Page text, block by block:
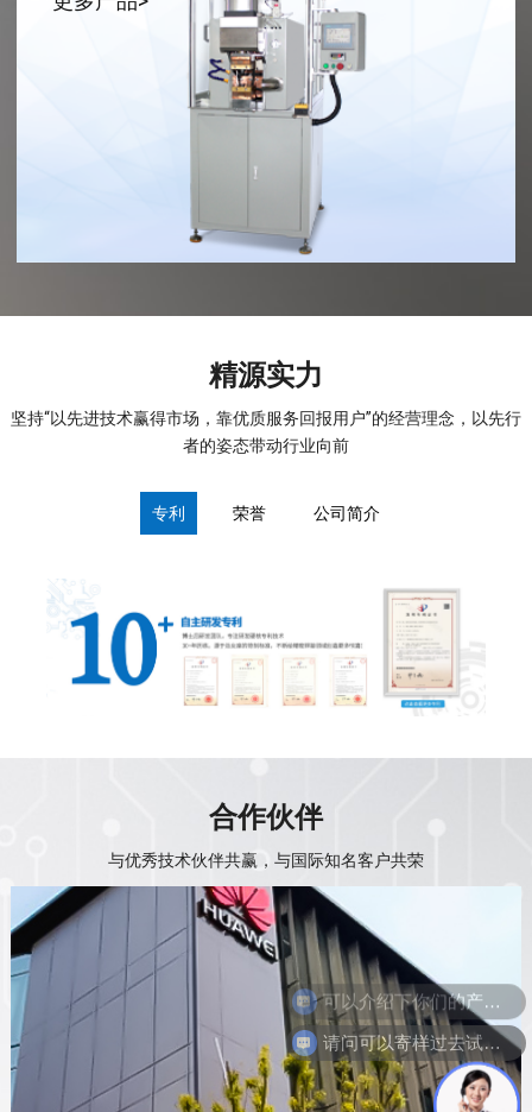
精源实力
坚持“以先进技术赢得市场，靠优质服务回报用户”的经营理念，以先行
者的姿态带动行业向前
专利 荣誉 公司简介
合作伙伴
与优秀技术伙伴共赢，与国际知名客户共荣
请问可以寄样过去试焊吗？